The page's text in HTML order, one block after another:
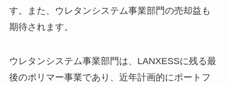
す。また、ウレタンシステム事業部門の売却益も
期待されます。
ウレタンシステム事業部門は、LANXESSに残る最
後のポリマー事業であり、近年計画的にポートフ